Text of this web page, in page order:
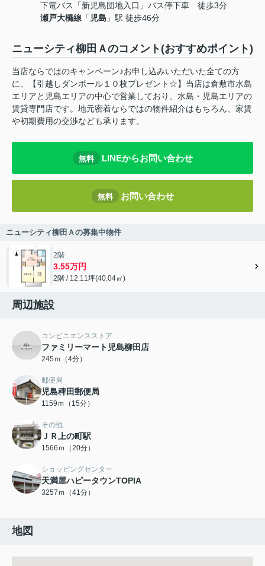
下電バス「新児島団地入口」バス停下車 徒歩3分
瀬戸大橋線 「 児島 」駅 徒歩46分
ニューシティ柳田Ａのコメント(おすすめポイント)
当店ならではのキャンペーン♪お申し込みいただいた全ての方
に、【引越しダンボール１０枚プレゼント☆】当店は倉敷市水島
エリアと児島エリアの中心で営業しており、水島・児島エリアの
賃貸専門店です。地元密着ならではの物件紹介はもちろん、家賃
や初期費用の交渉なども承ります。
無料 LINEからお問い合わせ
無料 お問い合わせ
ニューシティ柳田Ａの募集中物件
2階
3.55万円
2階 / 12.11坪(40.04㎡)
周辺施設
コンビニエンスストア
ファミリーマート児島柳田店
245ｍ（4分）
郵便局
児島稗田郵便局
1159ｍ（15分）
その他
ＪＲ上の町駅
1566ｍ（20分）
ショッピングセンター
天満屋ハピータウンTOPIA
3257ｍ（41分）
地図